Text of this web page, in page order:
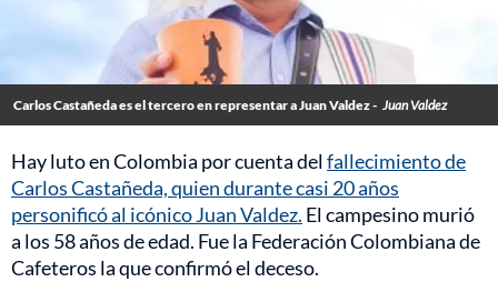
Carlos Castañeda es el tercero en representar a Juan Valdez - Juan Valdez
Hay luto en Colombia por cuenta delfallecimiento de
Carlos Castañeda, quien durante casi 20 años
personificó al icónico Juan Valdez. El campesino murió
a los 58 años de edad. Fue la Federación Colombiana de
Cafeteros la que confirmó el deceso.